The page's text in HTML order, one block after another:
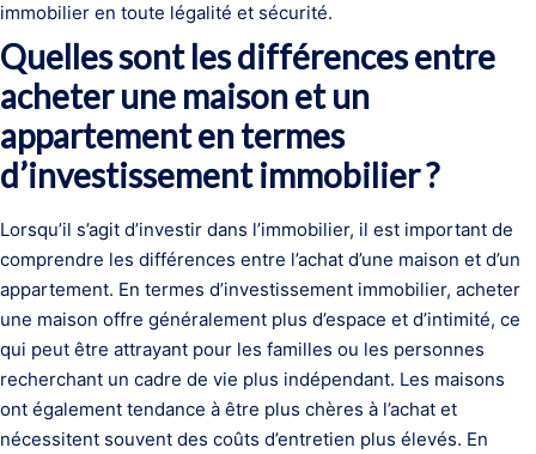
immobilier en toute légalité et sécurité.
Quelles sont les différences entre
acheter une maison et un
appartement en termes
d’investissement immobilier ?
Lorsqu’il s’agit d’investir dans l’immobilier, il est important de
comprendre les différences entre l’achat d’une maison et d’un
appartement. En termes d’investissement immobilier, acheter
une maison offre généralement plus d’espace et d’intimité, ce
qui peut être attrayant pour les familles ou les personnes
recherchant un cadre de vie plus indépendant. Les maisons
ont également tendance à être plus chères à l’achat et
nécessitent souvent des coûts d’entretien plus élevés. En